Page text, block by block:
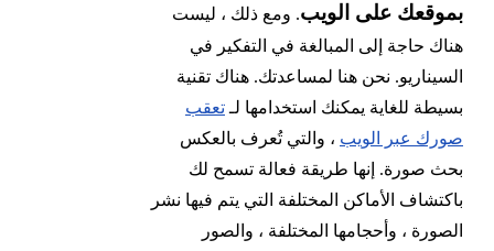
بموقعك على الويب. ومع ذلك ، ليست
هناك حاجة إلى المبالغة في التفكير في
السيناريو. نحن هنا لمساعدتك. هناك تقنية
بسيطة للغاية يمكنك استخدامها لـ تعقب
صورك عبر الويب ، والتي تُعرف بالعكس
بحث صورة. إنها طريقة فعالة تسمح لك
باكتشاف الأماكن المختلفة التي يتم فيها نشر
الصورة ، وأحجامها المختلفة ، والصور